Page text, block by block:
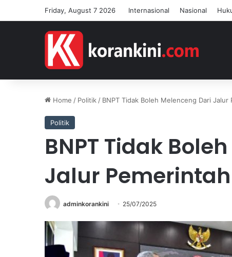
Friday, August 7 2026 Internasional Nasional
Home / Politik / BNPT Tidak Boleh Melenceng Dari Jalur
Politik
BNPT Tidak
Jalur Pemerintah
adminkorankini 25/07/2025